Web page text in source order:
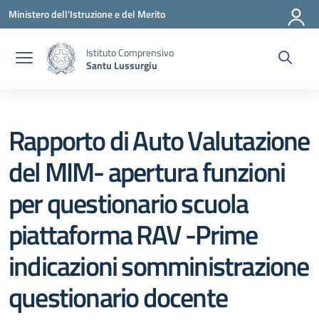
Vai ai contenuti
Vai al menu di navigazione
Vai al footer
Ministero dell'Istruzione e del Merito
Istituto Comprensivo
Santu Lussurgiu
Rapporto di Auto Valutazione
del MIM- apertura funzioni
per questionario scuola
piattaforma RAV -Prime
indicazioni somministrazione
questionario docente